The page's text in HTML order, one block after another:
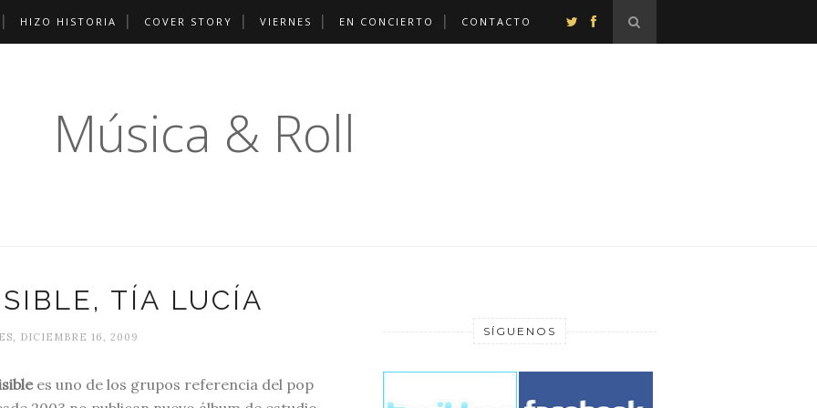
HIZO HISTORIA COVER STORY VIERNES EN CONCIERTO CONTACTO
Música & Roll
TÍA LUCÍA
DICIEMBRE 16, 2009
es uno de los grupos referencia del pop
SÍGUENOS